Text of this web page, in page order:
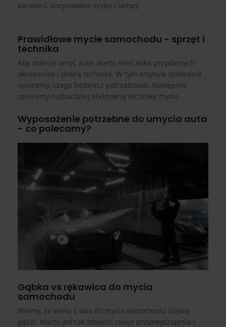
karoserii, porysowane szyby i lampy.
Prawidłowe mycie samochodu - sprzęt i
technika
Aby dobrze umyć auto, warto mieć kilka przydatnych
akcesoriów i dobrą technikę. W tym artykule dokładnie
opiszemy, czego będziesz potrzebował. Następnie
opiszemy najbardziej efektywną technikę mycia.
Wyposażenie potrzebne do umycia auta
- co polecamy?
Gąbka vs rękawica do mycia
samochodu
Wiemy, że wielu z was do mycia samochodu używa
gąbki. Warto jednak zmienić swoje przyzwyczajenia i